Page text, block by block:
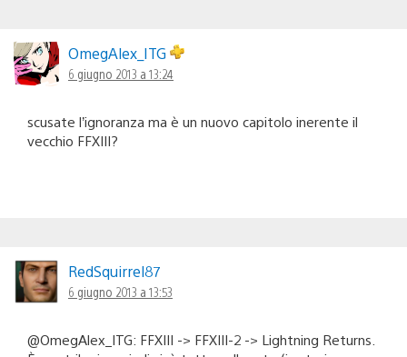
OmegAlex_ITG
6 giugno 2013 a 13:24
scusate l’ignoranza ma è un nuovo capitolo inerente il
vecchio FFXIII?
RedSquirrel87
6 giugno 2013 a 13:53
@OmegAlex_ITG: FFXIII -> FFXIII-2 -> Lightning Returns.